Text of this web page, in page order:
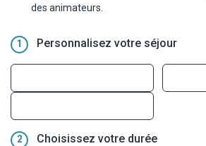
des animateurs.
1 Personnalisez votre séjour
2 Choisissez votre durée